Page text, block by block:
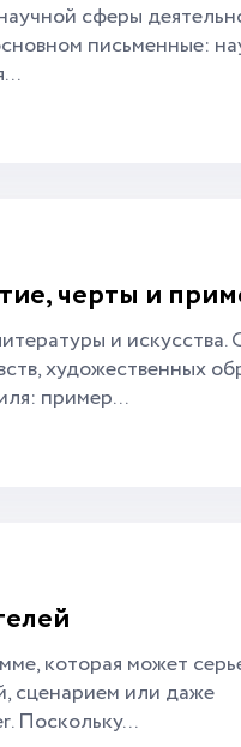
сферы
письменные:
черты и
и искусства.
художественных
пример...
которая может
сценарием или даже
Поскольку...